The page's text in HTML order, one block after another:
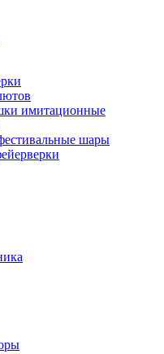
имитационные
шары